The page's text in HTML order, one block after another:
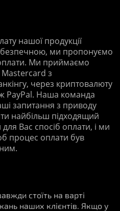
нашої продукції
ми пропонуємо
Ми приймаємо
Mastercard з
через криптовалюту
PayPal. Наша команда
запитання з приводу
найбільш підходящий
Вас спосіб оплати, і ми
процес оплати був
стоїть на варті
наших клієнтів. Якщо у